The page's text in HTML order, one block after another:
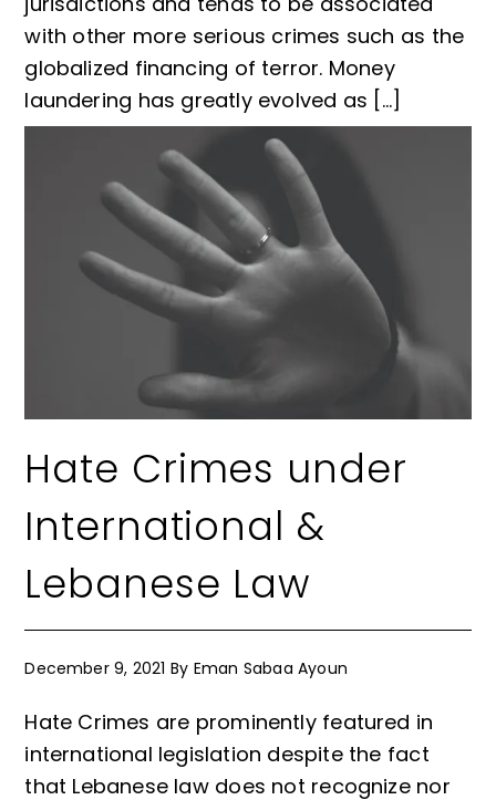
with other more serious crimes such as the
globalized financing of terror. Money
laundering has greatly evolved as […]
Hate Crimes under
International &
Lebanese Law
December 9, 2021 By Eman Sabaa Ayoun
Hate Crimes are prominently featured in
international legislation despite the fact
that Lebanese law does not recognize nor